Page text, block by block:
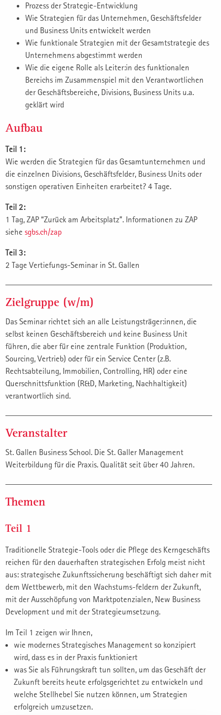
Prozess der Strategie-Entwicklung
Wie Strategien für das Unternehmen, Geschäftsfelder
und Business Units entwickelt werden
Wie funktionale Strategien mit der Gesamtstrategie des
Unternehmens abgestimmt werden
Wie die eigene Rolle als Leiter:in des funktionalen
Bereichs im Zusammenspiel mit den Verantwortlichen
der Geschäftsbereiche, Divisions, Business Units u.a.
geklärt wird
Aufbau
Teil 1:
Wie werden die Strategien für das Gesamtunternehmen und
die einzelnen Divisions, Geschäftsfelder, Business Units oder
sonstigen operativen Einheiten erarbeitet? 4 Tage.
Teil 2:
1 Tag, ZAP “Zurück am Arbeitsplatz”. Informationen zu ZAP
siehe sgbs.ch/zap
Teil 3:
2 Tage Vertiefungs-Seminar in St. Gallen
Zielgruppe (w/m)
Das Seminar richtet sich an alle Leistungsträger:innen, die
selbst keinen Geschäftsbereich und keine Business Unit
führen, die aber für eine zentrale Funktion (Produktion,
Sourcing, Vertrieb) oder für ein Service Center (z.B.
Rechtsabteilung, Immobilien, Controlling, HR) oder eine
Querschnittsfunktion (R&D, Marketing, Nachhaltigkeit)
verantwortlich sind.
Veranstalter
St. Gallen Business School. Die St. Galler Management
Weiterbildung für die Praxis. Qualität seit über 40 Jahren.
Themen
Teil 1
Traditionelle Strategie-Tools oder die Pflege des Kerngeschäfts
reichen für den dauerhaften strategischen Erfolg meist nicht
aus: strategische Zukunftssicherung beschäftigt sich daher mit
dem Wettbewerb, mit den Wachstums-feldern der Zukunft,
mit der Ausschöpfung von Marktpotenzialen, New Business
Development und mit der Strategieumsetzung.
Im Teil 1 zeigen wir Ihnen,
wie modernes Strategisches Management so konzipiert
wird, dass es in der Praxis funktioniert
was Sie als Führungskraft tun sollten, um das Geschäft der
Zukunft bereits heute erfolgsgerichtet zu entwickeln und
welche Stellhebel Sie nutzen können, um Strategien
erfolgreich umzusetzen.